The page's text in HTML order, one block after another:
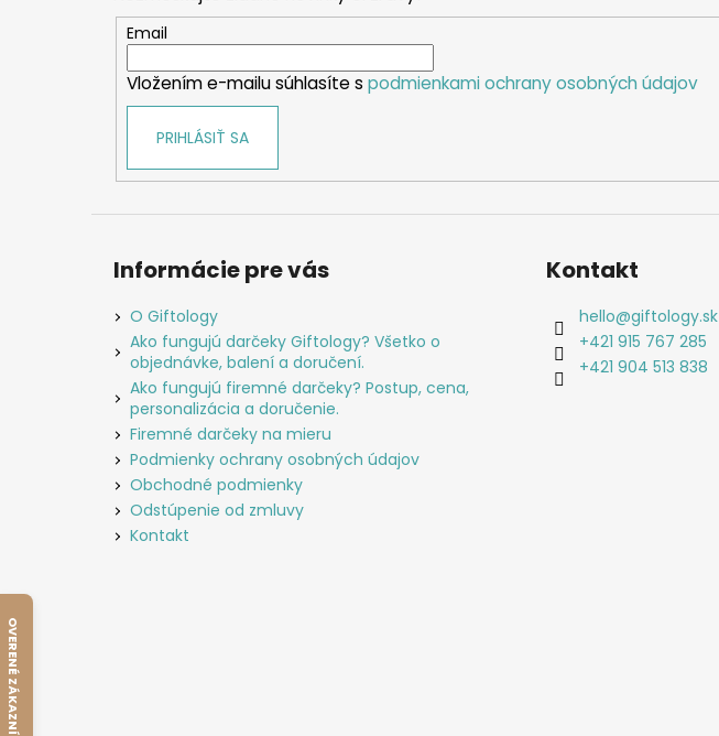
Email
Vložením e-mailu súhlasíte s podmienkami ochrany osobných údajov
PRIHLÁSIŤ SA
Informácie pre vás
O Giftology
Ako fungujú darčeky Giftology? Všetko o
objednávke, balení a doručení.
Ako fungujú firemné darčeky? Postup, cena,
personalizácia a doručenie.
Firemné darčeky na mieru
Podmienky ochrany osobných údajov
Obchodné podmienky
Odstúpenie od zmluvy
Kontakt
Kontakt
hello@giftology.sk
+421 915 767 285
+421 904 513 838
OVERENÉ ZÁKAZNÍKMI